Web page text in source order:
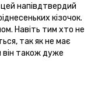
напівдтвердий
кізочок.
Навіть тим хто не
так як не має
він також дуже